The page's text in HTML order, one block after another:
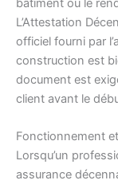
bâtiment ou le
L’Attestation
officiel fourni par
construction est
document est
client avant le
Fonctionnement
Lorsqu’un
assurance